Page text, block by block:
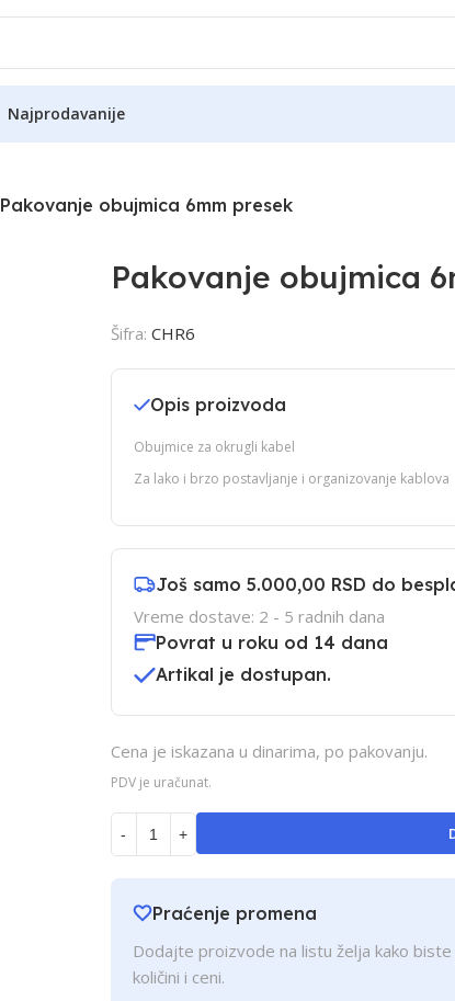
Najprodavanije
Pakovanje obujmica 6mm presek
Pakovanje obujmica
Šifra: CHR6
Opis proizvoda
Obujmice za okrugli kabel
Za lako i brzo postavljanje i organizovanje kablova
Još samo 5.000,00 RSD do
Vreme dostave: 2 - 5 radnih dana
Povrat u roku od 14 dana
Artikal je dostupan.
Cena je iskazana u dinarima, po pakovanju.
PDV je uračunat.
- +
Praćenje promena
Dodajte proizvode na listu želja kako
količini i ceni.